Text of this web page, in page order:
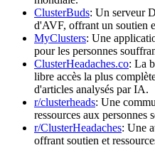
ClusterBuds: Un serveur
d'AVF, offrant un soutien
MyClusters: Une
pour les personnes
ClusterHeadaches.co: La
libre accès la plus
d'articles analysés par IA.
r/clusterheads: Une
ressources aux personnes
r/ClusterHeadaches: Une
offrant soutien et